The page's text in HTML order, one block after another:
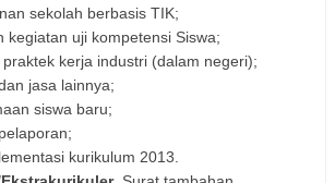
sekolah berbasis TIK;
kegiatan uji kompetensi Siswa;
kerja industri (dalam negeri);
jasa lainnya;
siswa baru;
kurikulum 2013.